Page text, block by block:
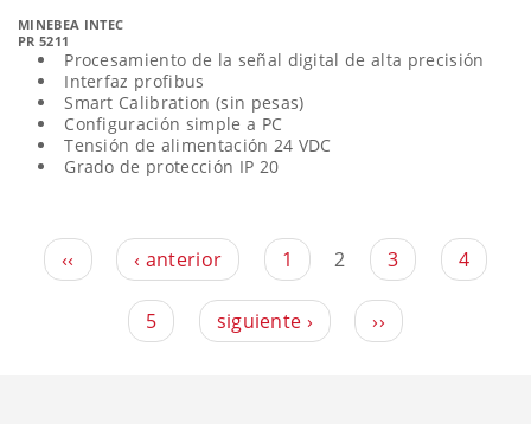
MINEBEA INTEC
PR 5211
Procesamiento de la señal digital de alta precisión
Interfaz profibus
Smart Calibration (sin pesas)
Configuración simple a PC
Tensión de alimentación 24 VDC
Grado de protección IP 20
‹‹ ‹ anterior 1 2 3 4
5 siguiente › ››